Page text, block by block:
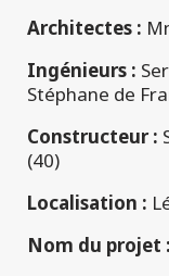
Architectes :
Ingénieurs :
Stéphane de
Constructeur :
(40)
Localisation :
Nom du projet :